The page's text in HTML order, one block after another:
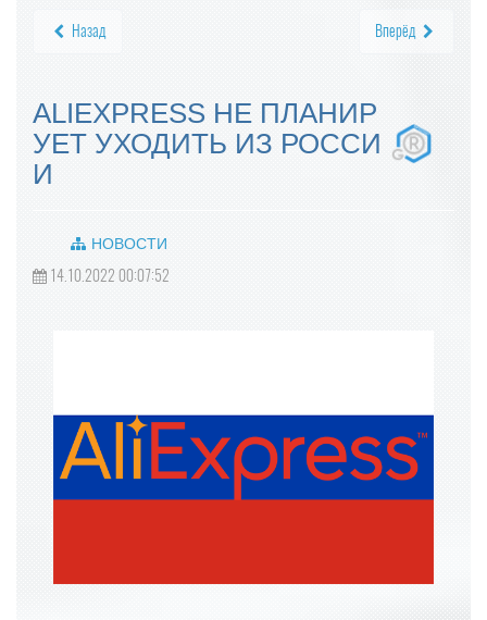
Назад Вперёд
ALIEXPRESS НЕ ПЛАНИР
УЕТ УХОДИТЬ ИЗ РОССИ
И
НОВОСТИ
14.10.2022 00:07:52